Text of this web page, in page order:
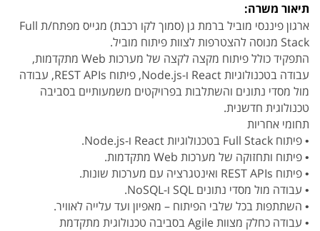
תיאור משרה:
ארגון פיננסי מוביל ברמת גן (סמוך לקו רכבת) מגייס מפתח/ת Full
Stack מנוסה להצטרפות לצוות פיתוח מוביל.
התפקיד כולל פיתוח מקצה לקצה של מערכות Web מתקדמות,
עבודה בטכנולוגיות React ו-Node.js, פיתוח REST APIs, עבודה
מול מסדי נתונים והשתלבות בפרויקטים משמעותיים בסביבה
טכנולוגית חדשנית.
תחומי אחריות
• פיתוח Full Stack בטכנולוגיות React ו-Node.js.
• פיתוח ותחזוקה של מערכות Web מתקדמות.
• פיתוח REST APIs ואינטגרציה עם מערכות שונות.
• עבודה מול מסדי נתונים SQL ו-NoSQL.
• השתתפות בכל שלבי הפיתוח – מאפיון ועד עלייה לאוויר.
• עבודה כחלק מצוות Agile בסביבה טכנולוגית מתקדמת